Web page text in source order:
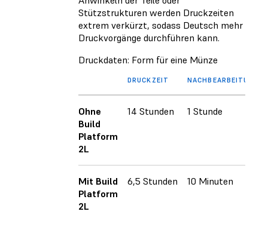
Stützstrukturen werden Druckzeiten
extrem verkürzt, sodass Deutsch mehr
Druckvorgänge durchführen kann.
Druckdaten: Form für eine Münze
DRUCKZEIT
Ohne
Build
Platform
2L
14 Stunden 1 Stunde
Mit Build
Platform
2L
6,5 Stunden 10 Minuten